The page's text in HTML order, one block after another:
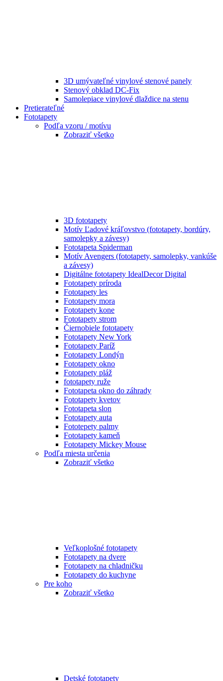
3D umývateľné vinylové stenové panely
Stenový obklad DC-Fix
Samolepiace vinylové dlaždice na stenu
Pretierateľné
Fototapety
Podľa vzoru / motívu
Zobraziť všetko
3D fototapety
Motív Ľadové kráľovstvo (fototapety, bordúry,
samolepky a závesy)
Fototapeta Spiderman
Motív Avengers (fototapety, samolepky, vankúše
a závesy)
Digitálne fototapety IdealDecor Digital
Fototapety príroda
Fototapety les
Fototapety mora
Fototapety kone
Fototapety strom
Čiernobiele fototapety
Fototapety New York
Fototapety Paríž
Fototapety Londýn
Fototapety okno
Fototapety pláž
fototapety ruže
Fototapeta okno do záhrady
Fototapety kvetov
Fototapeta slon
Fototapety auta
Fototepety palmy
Fototapety kameň
Fototapety Mickey Mouse
Podľa miesta určenia
Zobraziť všetko
Veľkoplošné fototapety
Fototapety na dvere
Fototapety na chladničku
Fototapety do kuchyne
Pre koho
Zobraziť všetko
Detské fototapety